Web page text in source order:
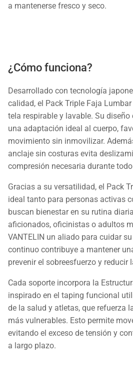
a mantenerse fresco y seco.
¿Cómo funciona?
Desarrollado con tecnología
calidad, el Pack Triple Faja
tela respirable y lavable. Su
una adaptación ideal al cuerpo,
movimiento sin inmovilizar.
anclaje sin costuras evita
compresión necesaria durante
Gracias a su versatilidad, el Pack
ideal tanto para personas activas
buscan bienestar en su rutina
aficionados, oficinistas o adultos
VANTELIN un aliado para cuidar
continuo contribuye a mantener
prevenir el sobreesfuerzo y reducir
Cada soporte incorpora la
inspirado en el taping funcional
de la salud y atletas, que refuerza
más vulnerables. Esto permite
evitando el exceso de tensión y
a largo plazo.